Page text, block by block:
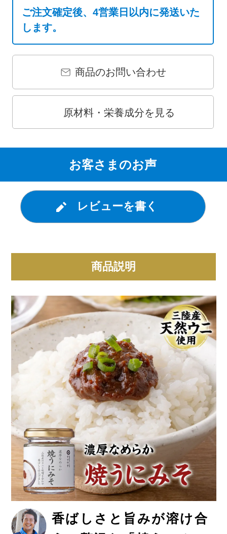
ご注文確定後、4営業日以内に発送いた
します。
商品のお問い合わせ
原材料・栄養成分を見る
お客さまのお声
レビューを書く
商品説明
香ばしさと旨みが溶け合